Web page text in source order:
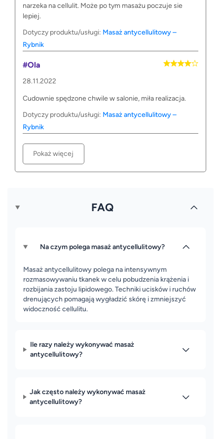
narzeka na cellulit. Może po tym masażu poczuje sie
lepiej.
Dotyczy produktu/usługi: Masaż antycellulitowy –
Rybnik
#Ola
28.11.2022
Cudownie spędzone chwile w salonie, miła realizacja.
Dotyczy produktu/usługi: Masaż antycellulitowy –
Rybnik
Pokaż więcej
FAQ
Na czym polega masaż antycellulitowy?
Masaż antycellulitowy polega na intensywnym
rozmasowywaniu tkanek w celu pobudzenia krążenia i
rozbijania zastoju lipidowego. Techniki ucisków i ruchów
drenujących pomagają wygładzić skórę i zmniejszyć
widoczność cellulitu.
Ile razy należy wykonywać masaż
antycellulitowy?
Jak często należy wykonywać masaż
antycellulitowy?